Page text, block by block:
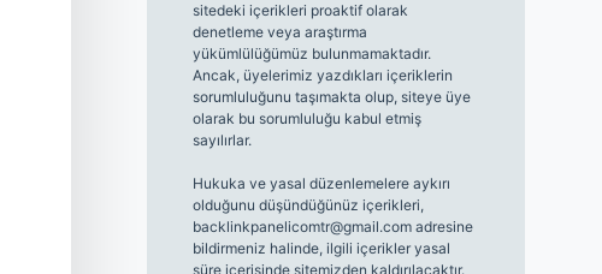
sitedeki içerikleri proaktif olarak
denetleme veya araştırma
yükümlülüğümüz bulunmamaktadır.
Ancak, üyelerimiz yazdıkları içeriklerin
sorumluluğunu taşımakta olup, siteye üye
olarak bu sorumluluğu kabul etmiş
sayılırlar.
Hukuka ve yasal düzenlemelere aykırı
olduğunu düşündüğünüz içerikleri,
backlinkpanelicomtr@gmail.comadresine
bildirmeniz halinde, ilgili içerikler yasal
süre içerisinde sitemizden kaldırılacaktır.